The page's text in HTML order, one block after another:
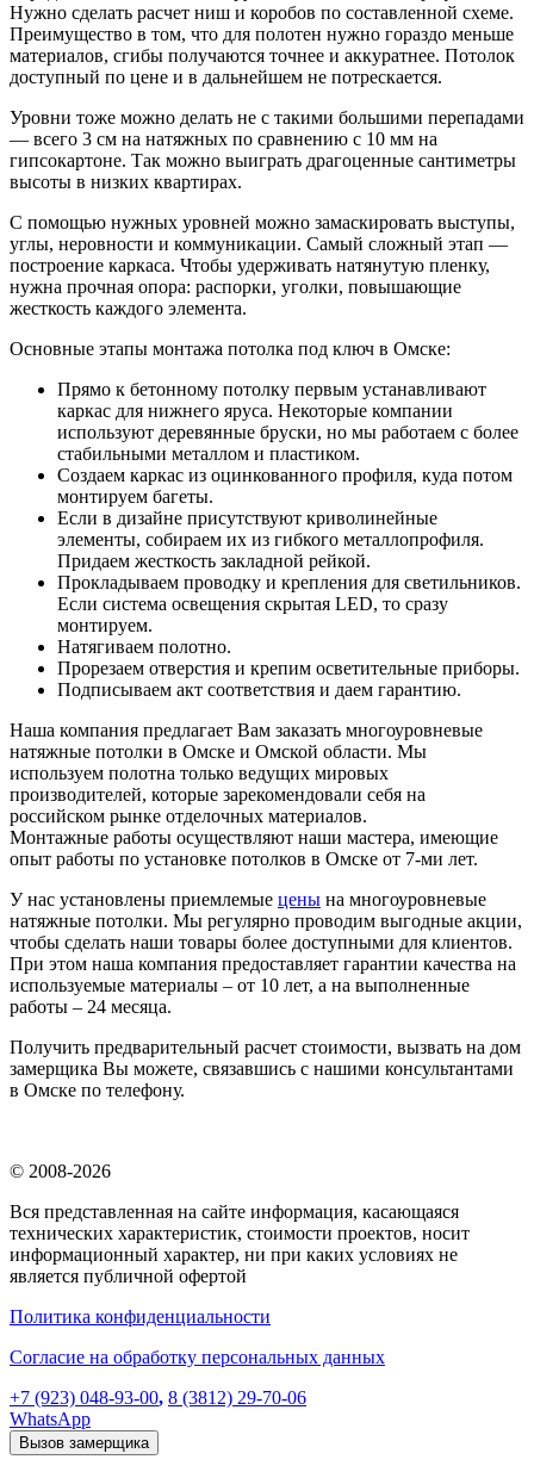
Нужно сделать расчет ниш и коробов по составленной схеме.
Преимущество в том, что для полотен нужно гораздо меньше
материалов, сгибы получаются точнее и аккуратнее. Потолок
доступный по цене и в дальнейшем не потрескается.
Уровни тоже можно делать не с такими большими перепадами
— всего 3 см на натяжных по сравнению с 10 мм на
гипсокартоне. Так можно выиграть драгоценные сантиметры
высоты в низких квартирах.
С помощью нужных уровней можно замаскировать выступы,
углы, неровности и коммуникации. Самый сложный этап —
построение каркаса. Чтобы удерживать натянутую пленку,
нужна прочная опора: распорки, уголки, повышающие
жесткость каждого элемента.
Основные этапы монтажа потолка под ключ в Омске:
Прямо к бетонному потолку первым устанавливают
каркас для нижнего яруса. Некоторые компании
используют деревянные бруски, но мы работаем с более
стабильными металлом и пластиком.
Создаем каркас из оцинкованного профиля, куда потом
монтируем багеты.
Если в дизайне присутствуют криволинейные
элементы, собираем их из гибкого металлопрофиля.
Придаем жесткость закладной рейкой.
Прокладываем проводку и крепления для светильников.
Если система освещения скрытая LED, то сразу
монтируем.
Натягиваем полотно.
Прорезаем отверстия и крепим осветительные приборы.
Подписываем акт соответствия и даем гарантию.
Наша компания предлагает Вам заказать многоуровневые
натяжные потолки в Омске и Омской области. Мы
используем полотна только ведущих мировых
производителей, которые зарекомендовали себя на
российском рынке отделочных материалов.
Монтажные работы осуществляют наши мастера, имеющие
опыт работы по установке потолков в Омске от 7-ми лет.
У нас установлены приемлемые цены на многоуровневые
натяжные потолки. Мы регулярно проводим выгодные акции,
чтобы сделать наши товары более доступными для клиентов.
При этом наша компания предоставляет гарантии качества на
используемые материалы – от 10 лет, а на выполненные
работы – 24 месяца.
Получить предварительный расчет стоимости, вызвать на дом
замерщика Вы можете, связавшись с нашими консультантами
в Омске по телефону.
© 2008-2026
Вся представленная на сайте информация, касающаяся
технических характеристик, стоимости проектов, носит
информационный характер, ни при каких условиях не
является публичной офертой
Политика конфиденциальности
Согласие на обработку персональных данных
+7 (923) 048-93-00, 8 (3812) 29-70-06
WhatsApp
Вызов замерщика